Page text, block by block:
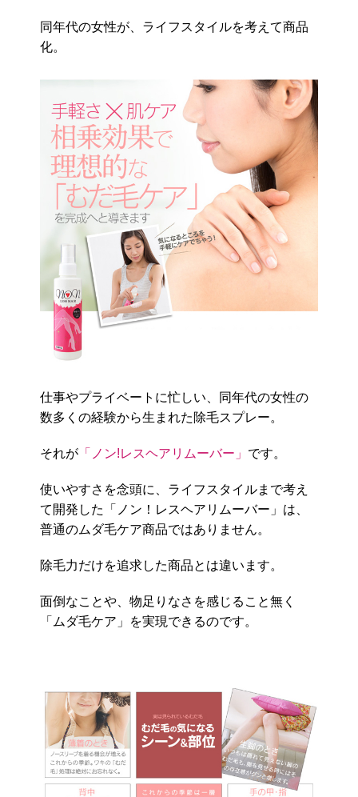
同年代の女性が、ライフスタイルを考えて商品
化。
仕事やプライベートに忙しい、同年代の女性の
数多くの経験から生まれた除毛スプレー。
それが 「ノン!レスヘアリムーバー」 です。
使いやすさを念頭に、ライフスタイルまで考え
て開発した「ノン！レスヘアリムーバー」は、
普通のムダ毛ケア商品ではありません。
除毛力だけを追求した商品とは違います。
面倒なことや、物足りなさを感じること無く
「ムダ毛ケア」を実現できるのです。